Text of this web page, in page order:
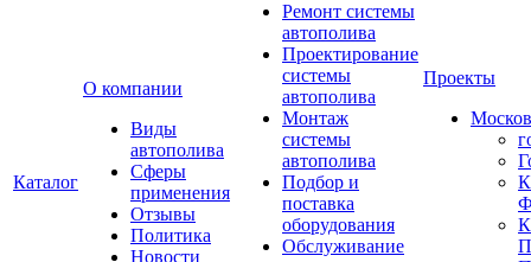
Каталог
О компании
Виды
автополива
Сферы
применения
Отзывы
Политика
Новости
Ремонт системы
автополива
Проектирование
системы
автополива
Монтаж
системы
автополива
Подбор и
поставка
оборудования
Обслуживание
Проекты